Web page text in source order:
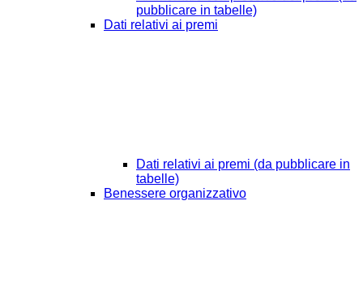
pubblicare in tabelle)
Dati relativi ai premi
Dati relativi ai premi (da pubblicare in
tabelle)
Benessere organizzativo